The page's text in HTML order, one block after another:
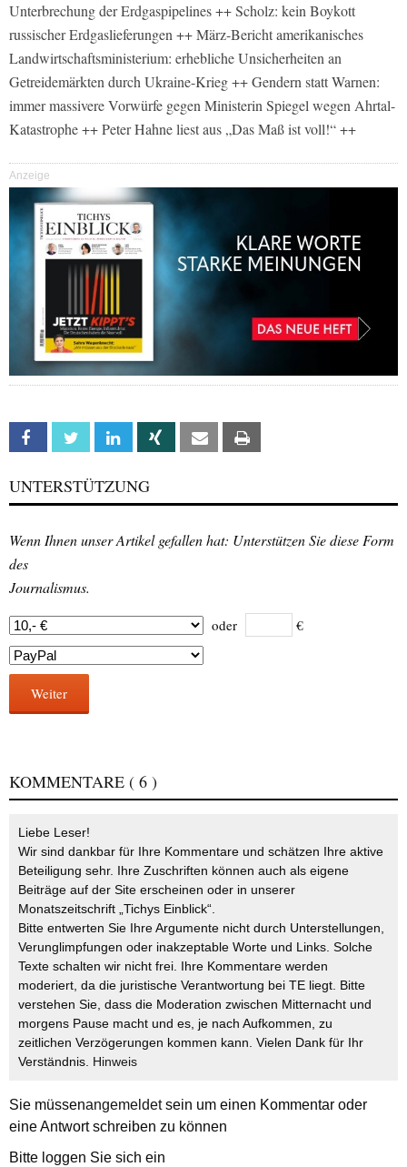
Unterbrechung der Erdgaspipelines ++ Scholz: kein Boykott
russischer Erdgaslieferungen ++ März-Bericht amerikanisches
Landwirtschaftsministerium: erhebliche Unsicherheiten an
Getreidemärkten durch Ukraine-Krieg ++ Gendern statt Warnen:
immer massivere Vorwürfe gegen Ministerin Spiegel wegen Ahrtal-
Katastrophe ++ Peter Hahne liest aus „Das Maß ist voll!“ ++
Anzeige
Facebook Twitter Linkedin Xing Email
UNTERSTÜTZUNG
Wenn Ihnen unser Artikel gefallen hat: Unterstützen Sie diese Form
des
Journalismus.
oder €
Weiter
KOMMENTARE ( 6 )
Liebe Leser!
Wir sind dankbar für Ihre Kommentare und schätzen Ihre aktive
Beteiligung sehr. Ihre Zuschriften können auch als eigene
Beiträge auf der Site erscheinen oder in unserer
Monatszeitschrift „Tichys Einblick“.
Bitte entwerten Sie Ihre Argumente nicht durch Unterstellungen,
Verunglimpfungen oder inakzeptable Worte und Links. Solche
Texte schalten wir nicht frei. Ihre Kommentare werden
moderiert, da die juristische Verantwortung bei TE liegt. Bitte
verstehen Sie, dass die Moderation zwischen Mitternacht und
morgens Pause macht und es, je nach Aufkommen, zu
zeitlichen Verzögerungen kommen kann. Vielen Dank für Ihr
Verständnis. Hinweis
Sie müssenangemeldetsein um einen Kommentar oder
eine Antwort schreiben zu können
Bitte loggen Sie sich ein